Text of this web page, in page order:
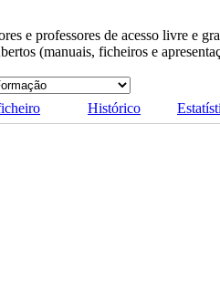
e professores de acesso livre e
(manuais, ficheiros e
Histórico